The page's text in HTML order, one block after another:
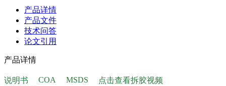
产品详情
产品文件
技术问答
论文引用
产品详情
说明书 COA MSDS
点击查看拆胶视频